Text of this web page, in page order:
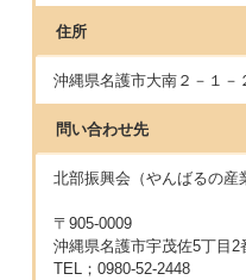
住所
沖縄県名護市大南２－１－
問い合わせ先
北部振興会（やんばるの産
〒905-0009
沖縄県名護市宇茂佐5丁目2
TEL；0980-52-2448